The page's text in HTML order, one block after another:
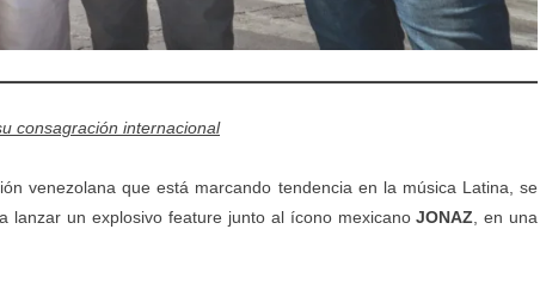
consagración internacional
venezolana que está marcando tendencia en la música Latina, se
lanzar un explosivo feature junto al ícono mexicanoJONAZ, en una